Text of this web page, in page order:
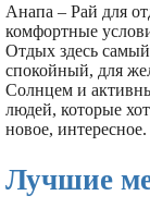
Анапа – Рай для
комфортные
Отдых здесь
спокойный, для
Солнцем и
людей, которые
новое, интересное.
Лучшие